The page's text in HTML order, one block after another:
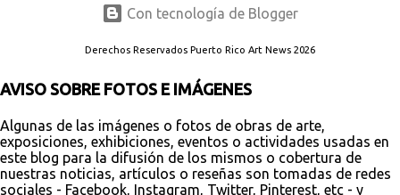
Con tecnología de Blogger
Derechos Reservados Puerto Rico Art News 2026
AVISO SOBRE FOTOS E IMÁGENES
Algunas de las imágenes o fotos de obras de arte,
exposiciones, exhibiciones, eventos o actividades usadas en
este blog para la difusión de los mismos o cobertura de
nuestras noticias, artículos o reseñas son tomadas de redes
sociales - Facebook, Instagram, Twitter, Pinterest, etc - y